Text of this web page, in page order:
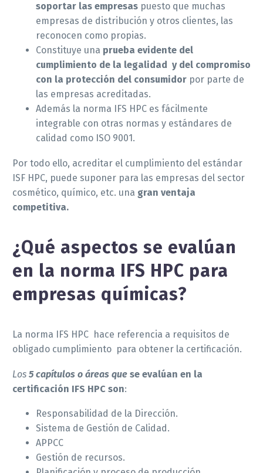
soportar las empresas puesto que muchas
empresas de distribución y otros clientes, las
reconocen como propias.
Constituye una prueba evidente del
cumplimiento de la legalidad y del compromiso
con la protección del consumidor por parte de
las empresas acreditadas.
Además la norma IFS HPC es fácilmente
integrable con otras normas y estándares de
calidad como ISO 9001.
Por todo ello, acreditar el cumplimiento del estándar
ISF HPC, puede suponer para las empresas del sector
cosmético, químico, etc. una gran ventaja
competitiva.
¿Qué aspectos se evalúan
en la norma IFS HPC para
empresas químicas?
La norma IFS HPC hace referencia a requisitos de
obligado cumplimiento para obtener la certificación.
Los 5 capítulos o áreas que se evalúan en la
certificación IFS HPC son:
Responsabilidad de la Dirección.
Sistema de Gestión de Calidad.
APPCC
Gestión de recursos.